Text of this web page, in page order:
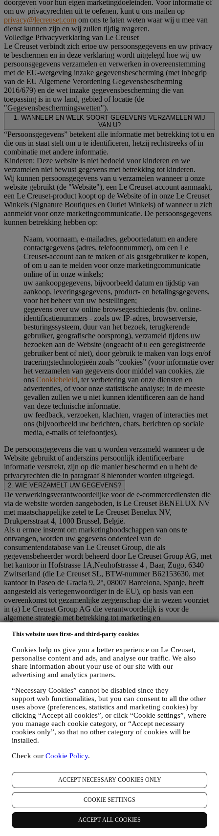
This website uses first- and third-party cookies
Cookies help us give you a better experience on Le Creuset,
personalise content and ads, and analyse our traffic. We also
share information about your use of our site with our
advertising and analytics partners.
“Necessary Cookies” cannot be disabled since they
support web functionalities, but you can consent to all the other
uses above (preferences, statistics and marketing cookies) by
clicking “Accept all cookies”, or click “Cookie settings”, where
you manage each cookie category, or “Accept necessary
cookies only”, so that no other category of cookies will be
installed.
Check our Cookie Policy.
ACCEPT NECESSARY COOKIES ONLY
COOKIE SETTINGS
ACCEPT ALL COOKIES
doorgeven voor hun eigen marketingdoeleinden. Voor informatie of
om uw privacyrechten uit te oefenen, kunt u ons mailen op
privacy@lecreuset.com om ons te laten weten waar wij u mee van
dienst kunnen zijn en wij zullen tijdig reageren.
Volledige Privacyverklaring van Le Creuset
Le Creuset verbindt zich ertoe uw persoonsgegevens en uw privacy
te beschermen en in deze verklaring wordt uitgelegd hoe wij uw
persoonsgegevens verzamelen en verwerken in overeenstemming
met de EU-wetgeving inzake gegevensbescherming (met inbegrip
van de EU Algemene Verordening Gegevensbescherming
2016/679) en de wet inzake gegevensbescherming die van
toepassing is in uw land, gebied of locatie (de
"Gegevensbeschermingswetten").
1. WANNEER EN WELK SOORT GEGEVENS VERZAMELEN WIJ
VAN U?
“Persoonsgegevens” betekent alle informatie met betrekking tot u en
die ons in staat stelt om u te identificeren, hetzij rechtstreeks of in
combinatie met andere informatie.
Kinderen: Deze website is niet bedoeld voor kinderen en we
verzamelen niet bewust gegevens met betrekking tot kinderen.
Wij kunnen persoonsgegevens van u verzamelen wanneer u onze
website gebruikt (de "Website"), een Le Creuset-account aanmaakt,
een Le Creuset-product koopt op de Website of in onze Le Creuset
Winkels (Signature Boutiques en Outlet Winkels) of wanneer u zich
aanmeldt voor onze marketingcommunicatie. De persoonsgegevens
kunnen betrekking hebben op:
Naam, voornaam, e-mailadres, geboortedatum en andere
contactgegevens (adres, telefoonnummer), om een Le
Creuset-account aan te maken of als gastgebruiker te kopen,
of om u aan te melden voor onze marketingcommunicatie
online of in onze winkels;
uw aankoopgegevens, bijvoorbeeld datum en tijdstip van
aankoop, leveringsgegevens, product- en betalingsgegevens,
voor het beheer van uw bestellingen;
gegevens over uw online browsegeschiedenis (bv. online-
identificatienummers - zoals uw IP-adres, browserversie,
besturingssysteem, duur van het bezoek, terugkerende
gebruiker, geografische oorsprong), verzameld tijdens uw
bezoeken aan de Website (ongeacht of u een geregistreerde
gebruiker bent of niet), door gebruik te maken van logs en/of
traceringstechnologieën zoals “cookies” (voor informatie over
het verzamelen van gegevens door middel van cookies, zie
ons Cookiebeleid, ter verbetering van onze diensten en
advertenties, of voor onze statistische analyse; in de meeste
gevallen zullen we u niet kunnen identificeren aan de hand
van deze technische informatie.
uw feedback, verzoeken, klachten, vragen of interacties met
ons (bijvoorbeeld uw berichten, chats, berichten op sociale
media, e-mails of telefoontjes).
De persoonsgegevens die van u worden verzameld wanneer u de
Website gebruikt of anderszins persoonlijk identificeerbare
informatie verstrekt, zijn op die manier beschermd en u hebt de
privacyrechten die in paragraaf 8 hieronder worden uitgelegd.
2. WIE VERZAMELT UW GEGEVENS?
De verwerkingsverantwoordelijke voor de e-commercediensten die
via de website worden aangeboden, is Le Creuset BENELUX NV
met maatschappelijke zetel te Le Creuset Benelux NV,
Drukpersstraat 4, 1000 Brussel, België.
Als u ermee instemt om marketingboodschappen van ons te
ontvangen, worden uw gegevens onderdeel van de
consumentendatabase van Le Creuset Group, die als
gegevensbeheerder wordt beheerd door Le Creuset Group AG, met
het kantoor in Hofstrasse 1A,Neuhofstrasse 4 , Baar, Zugo, 6340
Zwitserland (die Le Creuset SL, BTW-nummer B62153630, met
kantoor in Paseo de Gracia 9, 2º, 08007 Barcelona, Spanje, heeft
aangesteld als vertegenwoordiger in de EU), op basis van een
overeenkomst tot gezamenlijke zeggenschap die in wezen voorziet
in (a) Le Creuset Group AG die verantwoordelijk is voor de
algemene strategie met betrekking tot marketing en
profiteren van deze strategie en deze uitvoeren, alsmede
lokaal niveau (binnen een bepaald land); (c) beide gezamenlijk
beheerders die nodig zijn om de verzoeken van uw betrokkene om
rechten af te handelen.
3. WAAROM VERZAMELEN WIJ DEZE GEGEVENS?
Wij kunnen uw gegevens verwerken voor de volgende doeleinden:
VOOR ONZE WETTELIJKE VERPLICHTINGEN
Mogelijk moeten we bepaalde gegevens over u verwerken om
te voldoen aan onze wettelijke verplichtingen en andere
verplichtingen die voortvloeien uit instructies van de overheid.
OM EEN LE CREUSET-ACCOUNT AAN TE MAKEN
account aan te maken die u toegang geeft tot een reeks
genieten van onze diensten, zoals sneller afrekenen, meerdere
Elke verwerkingsactiviteit is vereist om ons in staat te stellen
deze diensten aan u als Le Creuset-accounthouder te leveren.
OM UW BESTELLINGEN TE BEHEREN EN OM ONZE
PRODUCTEN, DIENSTEN EN ASSISTENTIE AAN U
TE LEVEREN